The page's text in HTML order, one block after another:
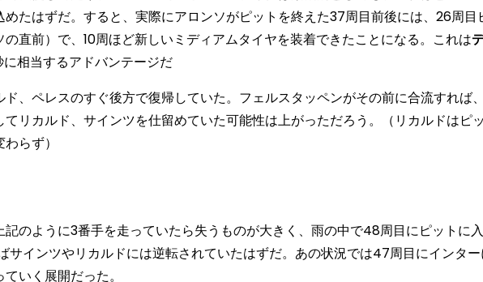
たはずだ。すると、実際にアロンソがピットを終えた37周目前後には、26周目
の直前）で、10周ほど新しいミディアムタイヤを装着できたことになる。これは
相当するアドバンテージだ
、ペレスのすぐ後方で復帰していた。フェルスタッペンがその前に合流すれば
リカルド、サインツを仕留めていた可能性は上がっただろう。（リカルドはピ
らず）
のように3番手を走っていたら失うものが大きく、雨の中で48周目にピットに
サインツやリカルドには逆転されていたはずだ。あの状況では47周目にインタ
いく展開だった。